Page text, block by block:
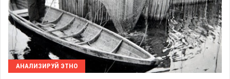
АНАЛИЗИРУЙ ЭТНО